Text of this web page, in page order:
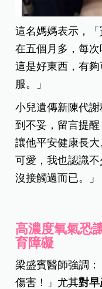
這名媽媽表示，
在五個月多，每
這是好東西，有
服。」
小兒遺傳新陳代
到不妥，留言提
讓他平安健康長
可愛，我也認識
沒接觸過而已。」
高濃度氧氣恐
育障礙
梁盛賓醫師強調
傷害！」尤其對早